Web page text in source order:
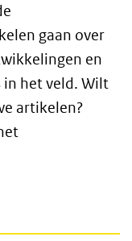
gaan over
en
in het veld. Wilt
artikelen?